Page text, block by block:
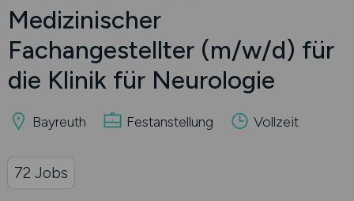
Medizinischer
Fachangestellter (m/w/d) für
die Klinik für Neurologie
Bayreuth Festanstellung Vollzeit
72 Jobs